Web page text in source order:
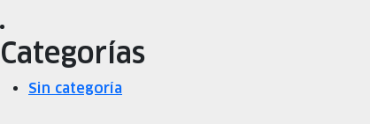
Categorías
Sin categoría